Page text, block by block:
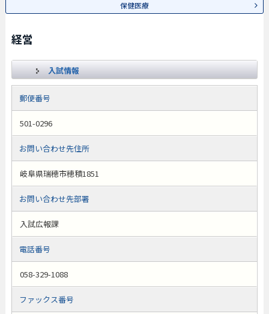
保健医療
経営
入試情報
郵便番号
501-0296
お問い合わせ先住所
岐阜県瑞穂市穂積1851
お問い合わせ先部署
入試広報課
電話番号
058-329-1088
ファックス番号